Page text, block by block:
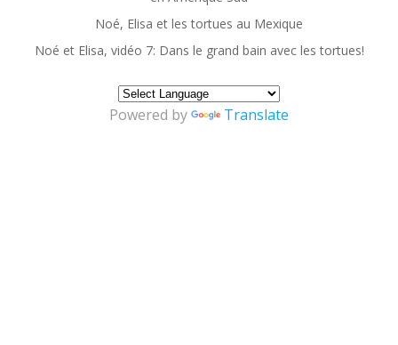
Noé, Elisa et les tortues au Mexique
Noé et Elisa, vidéo 7: Dans le grand bain avec les tortues!
Powered by Translate